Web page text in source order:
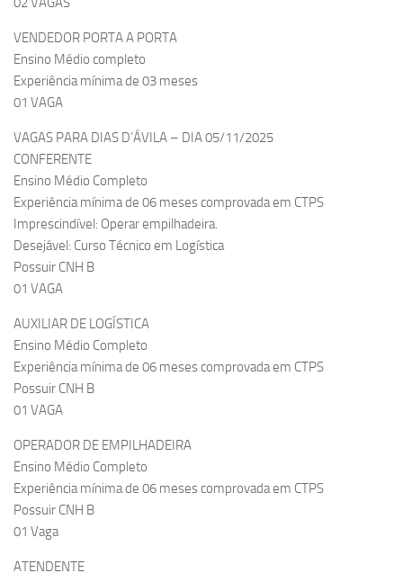
VENDEDOR PORTA A PORTA
Ensino Médio completo
Experiência mínima de 03 meses
01 VAGA
VAGAS PARA DIAS D’ÁVILA – DIA 05/11/2025
CONFERENTE
Ensino Médio Completo
Experiência mínima de 06 meses comprovada em CTPS
Imprescindível: Operar empilhadeira.
Desejável: Curso Técnico em Logística
Possuir CNH B
01 VAGA
AUXILIAR DE LOGÍSTICA
Ensino Médio Completo
Experiência mínima de 06 meses comprovada em CTPS
Possuir CNH B
01 VAGA
OPERADOR DE EMPILHADEIRA
Ensino Médio Completo
Experiência mínima de 06 meses comprovada em CTPS
Possuir CNH B
01 Vaga
ATENDENTE